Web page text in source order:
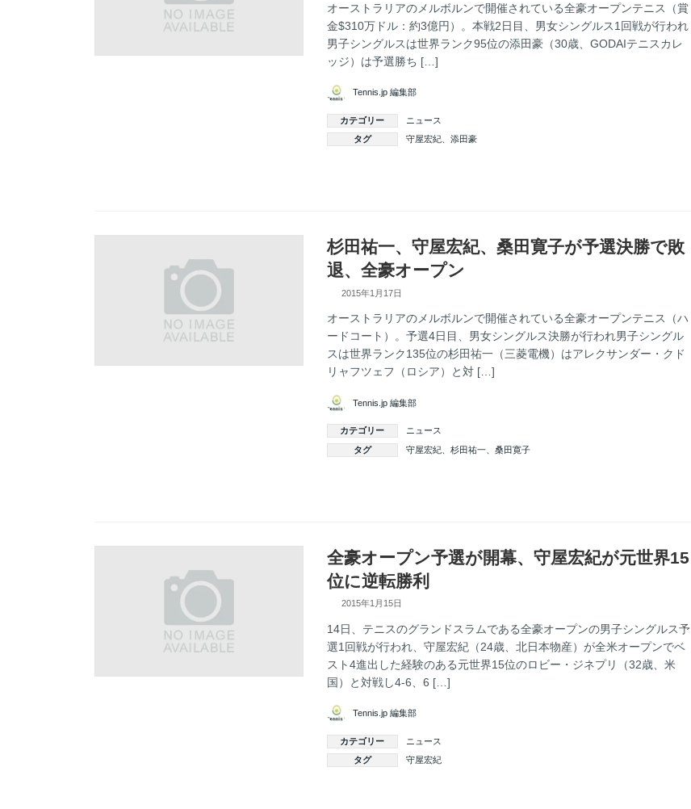
オーストラリアのメルボルンで開催されている全豪オープンテニス（賞
金$310万ドル：約3億円）。本戦2日目、男女シングルス1回戦が行われ
男子シングルスは世界ランク95位の添田豪（30歳、GODAIテニスカレ
ッジ）は予選勝ち […]
Tennis.jp 編集部
カテゴリー
ニュース
タグ
守屋宏紀、 添田豪
杉田祐一、守屋宏紀、桑田寛子が予選決勝で敗
退、全豪オープン
2015年1月17日
オーストラリアのメルボルンで開催されている全豪オープンテニス（ハ
ードコート）。予選4日目、男女シングルス決勝が行われ男子シングル
スは世界ランク135位の杉田祐一（三菱電機）はアレクサンダー・クド
リャフツェフ（ロシア）と対 […]
Tennis.jp 編集部
カテゴリー
ニュース
タグ
守屋宏紀、 杉田祐一、 桑田寛子
全豪オープン予選が開幕、守屋宏紀が元世界15
位に逆転勝利
2015年1月15日
14日、テニスのグランドスラムである全豪オープンの男子シングルス予
選1回戦が行われ、守屋宏紀（24歳、北日本物産）が全米オープンでベ
スト4進出した経験のある元世界15位のロビー・ジネプリ（32歳、米
国）と対戦し4-6、6 […]
Tennis.jp 編集部
カテゴリー
ニュース
タグ
守屋宏紀